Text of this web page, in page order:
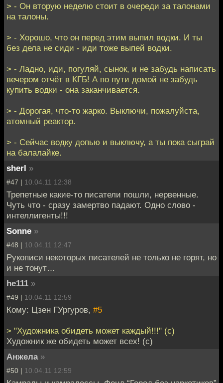
> - Он вторую неделю стоит в очереди за талонами
на талоны.
> - Хорошо, что он перед этим выпил водки. И ты
без дела не сиди - иди тоже выпей водки.
> - Ладно, иди, погуляй, сынок, и не забудь написать
вечером отчёт в КГБ! А по пути домой не забудь
купить водки - она заканчивается.
> - Дорогая, что-то жарко. Выключи, пожалуйста,
атомный реактор.
> - Сейчас водку допью и выключу, а ты пока сыграй
на балалайке.
sherl »
#47 | 10.04.11 12:38
Трепетные какие-то писатели пошли, нервенные.
Чуть что - сразу замертво падают. Одно слово -
интеллигенты!!!
Sonne »
#48 | 10.04.11 12:47
Рукописи некоторых писателей не только не горят, но
и не тонут…
he111 »
#49 | 10.04.11 12:59
Кому: Цзен ГУргуров, #5
> "Художника обидеть может каждый!!!" (с)
Художник же обидеть может всех! (с)
Анжела »
#50 | 10.04.11 12:59